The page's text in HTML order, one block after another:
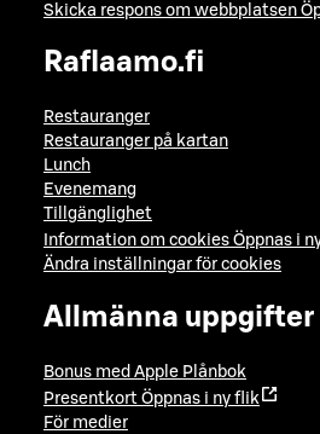
Skicka respons om webbplatsen
Raflaamo.fi
Restauranger
Restauranger på kartan
Lunch
Evenemang
Tillgänglighet
Information om cookies Öppnas i
Ändra inställningar för cookies
Allmänna uppgifter
Bonus med Apple Plånbok
Presentkort Öppnas i ny flik
För medier